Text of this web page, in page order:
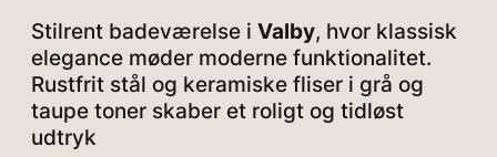
Stilrent badeværelse i Valby, hvor klassisk
elegance møder moderne funktionalitet.
Rustfrit stål og keramiske fliser i grå og
taupe toner skaber et roligt og tidløst
udtryk